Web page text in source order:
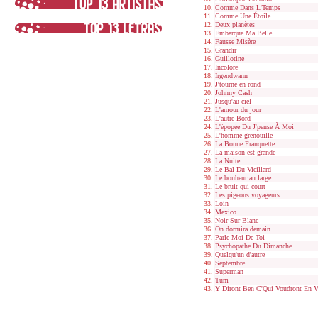
Comme Dans L'Temps
Comme Une Étoile
Deux planètes
Embarque Ma Belle
Fausse Misère
Grandir
Guillotine
Incolore
Irgendwann
J'tourne en rond
Johnny Cash
Jusqu'au ciel
L'amour du jour
L'autre Bord
L'épopée Du J'pense À Moi
L'homme grenouille
La Bonne Franquette
La maison est grande
La Nuite
Le Bal Du Vieillard
Le bonheur au large
Le bruit qui court
Les pigeons voyageurs
Loin
Mexico
Noir Sur Blanc
On dormira demain
Parle Moi De Toi
Psychopathe Du Dimanche
Quelqu'un d'autre
Septembre
Superman
Tum
Y Diront Ben C'Qui Voudront En